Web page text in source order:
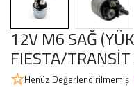
12V M6 SAĞ
FIESTA/
Henüz Değerlendirilmemiş